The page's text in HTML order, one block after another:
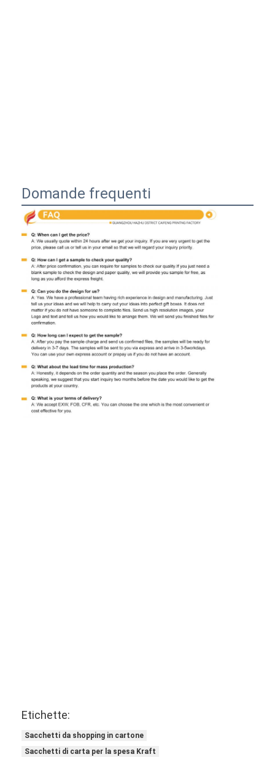
Domande frequenti
Etichette:
Sacchetti da shopping in cartone
Sacchetti di carta per la spesa Kraft